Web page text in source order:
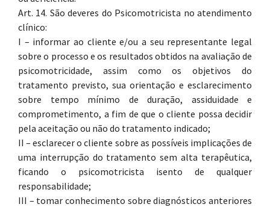
Art. 14. São deveres do Psicomotricista no atendimento
clínico:
I – informar ao cliente e/ou a seu representante legal
sobre o processo e os resultados obtidos na avaliação de
psicomotricidade, assim como os objetivos do
tratamento previsto, sua orientação e esclarecimento
sobre tempo mínimo de duração, assiduidade e
comprometimento, a fim de que o cliente possa decidir
pela aceitação ou não do tratamento indicado;
II – esclarecer o cliente sobre as possíveis implicações de
uma interrupção do tratamento sem alta terapêutica,
ficando o psicomotricista isento de qualquer
responsabilidade;
III – tomar conhecimento sobre diagnósticos anteriores